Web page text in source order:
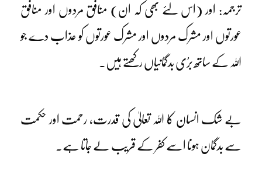
ترجمہ: اور (اس لئے بھی کہ ان) منافق مردوں اور منافق
عورتوں اور مشرک مردوں اور مشرک عورتوں کو عذاب دے جو
اللہ کے ساتھ برُی بدگمانیاں رکھتے ہیں۔
بے شک انسان کا اللہ تعالیٰ کی قدرت، رحمت اور حکمت
سے بدگمان ہونا اسے کفر کے قریب لے جاتا ہے۔